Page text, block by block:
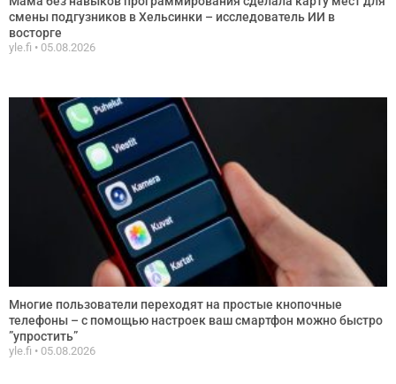
смены подгузников в Хельсинки – исследователь ИИ в
восторге
yle.fi 05.08.2026
Многие пользователи переходят на простые кнопочные
телефоны – с помощью настроек ваш смартфон можно быстро
”упростить”
yle.fi 05.08.2026